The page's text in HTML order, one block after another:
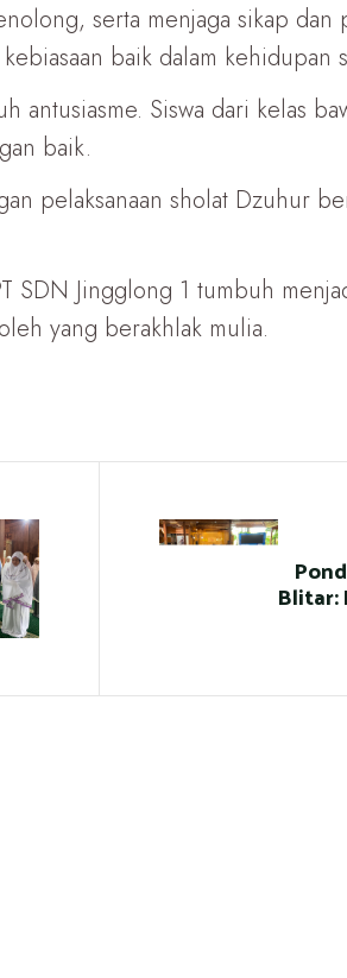
serta menjaga sikap dan
baik dalam kehidupan
antusiasme. Siswa dari kelas
baik.
pelaksanaan sholat Dzuhur
SDN Jingglong 1 tumbuh
yang berakhlak mulia.
Blitar: